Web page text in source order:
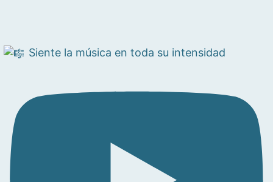
Siente la música en toda su intensidad